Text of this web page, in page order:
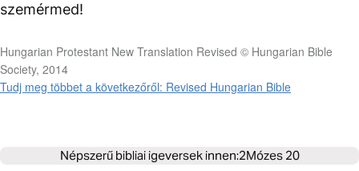
szemérmed!
Hungarian Protestant New Translation Revised © Hungarian Bible
Society, 2014
Tudj meg többet a következőről: Revised Hungarian Bible
Népszerű bibliai igeversek innen:2Mózes 20